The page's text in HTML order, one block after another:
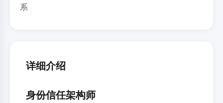
系
详细介绍
身份信任架构师